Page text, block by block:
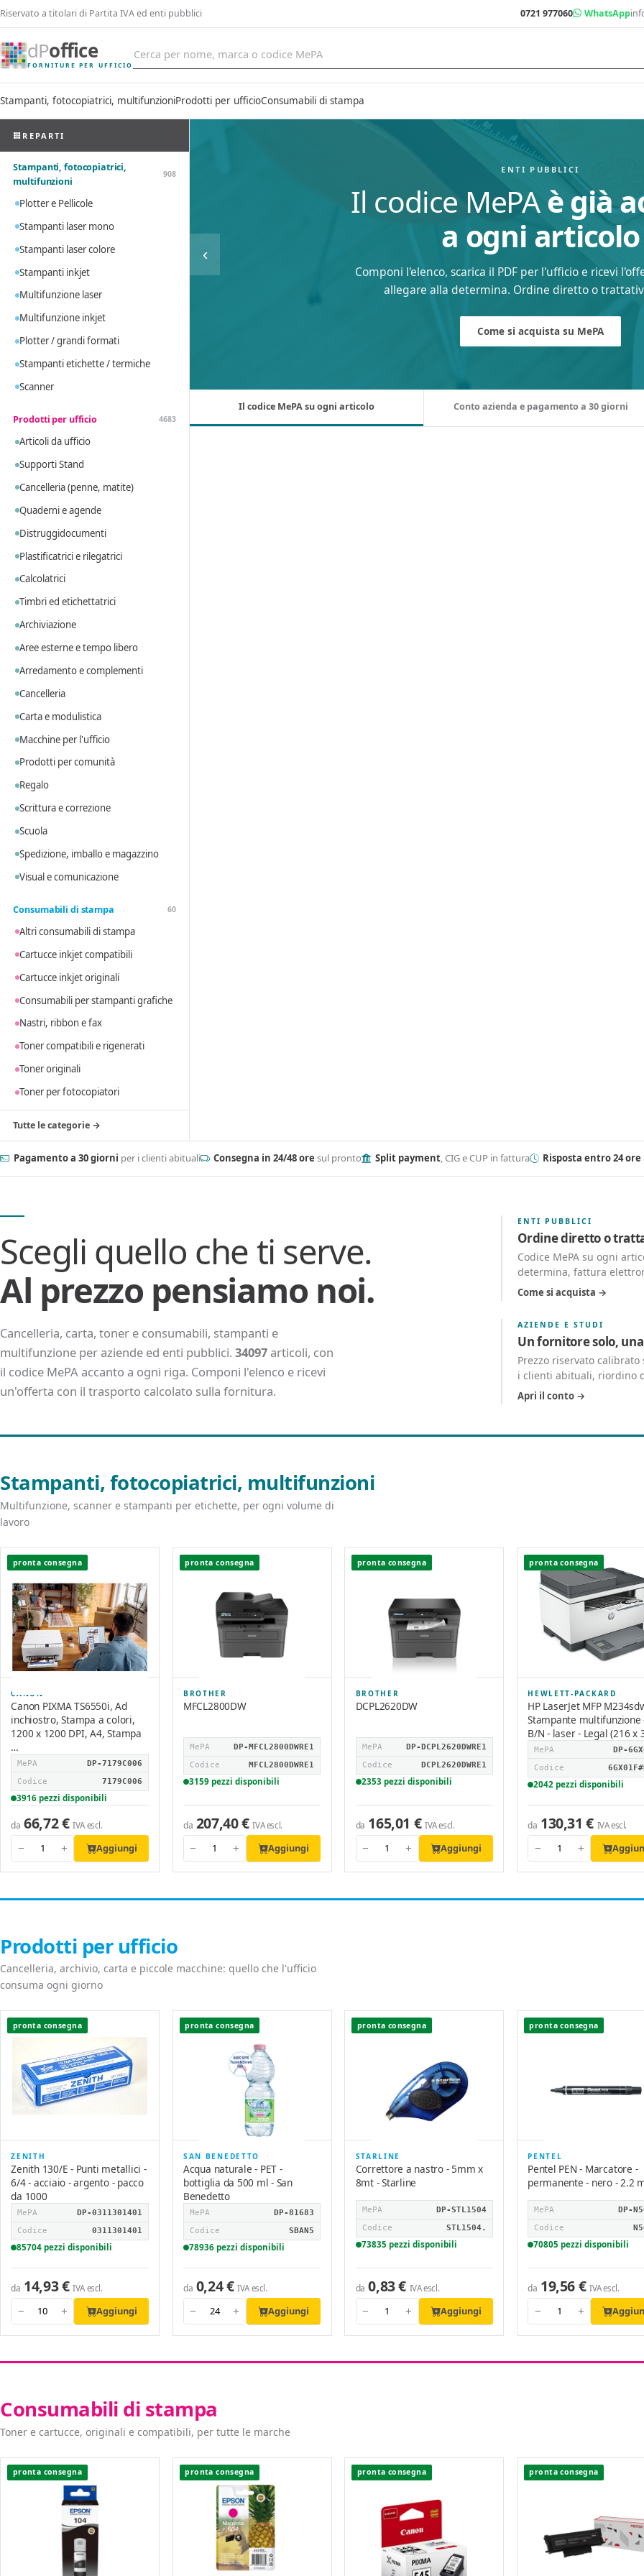
Riservato a titolari di Partita IVA ed enti pubblici 0721 977060 WhatsApp
dPoffice
FORNITURE PER UFFICIO
Stampanti, fotocopiatrici, multifunzioniProdotti per ufficioConsumabili di stampa
REPARTI
Stampanti, fotocopiatrici,
multifunzioni
908
Plotter e Pellicole
Stampanti laser mono
Stampanti laser colore
Stampanti inkjet
Multifunzione laser
Multifunzione inkjet
Plotter / grandi formati
Stampanti etichette / termiche
Scanner
Prodotti per ufficio 4683
Articoli da ufficio
Supporti Stand
Cancelleria (penne, matite)
Quaderni e agende
Distruggidocumenti
Plastificatrici e rilegatrici
Calcolatrici
Timbri ed etichettatrici
Archiviazione
Aree esterne e tempo libero
Arredamento e complementi
Cancelleria
Carta e modulistica
Macchine per l'ufficio
Prodotti per comunità
Regalo
Scrittura e correzione
Scuola
Spedizione, imballo e magazzino
Visual e comunicazione
Consumabili di stampa 60
Altri consumabili di stampa
Cartucce inkjet compatibili
Cartucce inkjet originali
Consumabili per stampanti grafiche
Nastri, ribbon e fax
Toner compatibili e rigenerati
Toner originali
Toner per fotocopiatori
Tutte le categorie →
ENTI PUBBLICI
Il codice MePAè già
a ogni articolo
Componi l'elenco, scarica il PDF per l'ufficio e ricevi
allegare alla determina. Ordine diretto o
Come si acquista su MePA
‹
Il codice MePA su ogni articolo Conto azienda e pagamento a 30 giorni
Pagamento a 30 giorni per i clienti abituali Consegna in 24/48 ore sul pronto Split payment, CIG e CUP in fattura Risposta entro 24 ore
Scegli quello che ti serve.
Al prezzo pensiamo noi.
Cancelleria, carta, toner e consumabili, stampanti e
multifunzione per aziende ed enti pubblici. 34097articoli, con
il codice MePA accanto a ogni riga. Componi l'elenco e ricevi
un'offerta con il trasporto calcolato sulla fornitura.
ENTI PUBBLICI
Ordine diretto o
Codice MePA su ogni
determina, fattura
Come si acquista →
AZIENDE E STUDI
Un fornitore solo,
Prezzo riservato
i clienti abituali, riordino
Apri il conto →
Stampanti, fotocopiatrici, multifunzioni
Multifunzione, scanner e stampanti per etichette, per ogni volume di
lavoro
pronta consegna
CANON
Canon PIXMA TS6550i, Ad
inchiostro, Stampa a colori,
1200 x 1200 DPI, A4, Stampa
…
MePA
DP-7179C006
Codice
7179C006
3916 pezzi disponibili
da 66,72 €IVA escl.
− + Aggiungi
pronta consegna
BROTHER
MFCL2800DW
MePA
DP-MFCL2800DWRE1
Codice
MFCL2800DWRE1
3159 pezzi disponibili
da 207,40 €IVA escl.
− + Aggiungi
pronta consegna
BROTHER
DCPL2620DW
MePA
DP-DCPL2620DWRE1
Codice
DCPL2620DWRE1
2353 pezzi disponibili
da 165,01 € IVA escl.
− + Aggiungi
pronta consegna
HEWLETT-PACKARD
HP LaserJet MFP
Stampante multifunzione
B/N - laser - Legal (216 x
MePA
DP-
Codice
2042 pezzi disponibili
da 130,31 € IVA escl.
− +
Prodotti per ufficio
Cancelleria, archivio, carta e piccole macchine: quello che l'ufficio
consuma ogni giorno
pronta consegna
ZENITH
Zenith 130/E - Punti metallici -
6/4 - acciaio - argento - pacco
da 1000
MePA
DP-0311301401
Codice
0311301401
85704 pezzi disponibili
da 14,93 €IVA escl.
− + Aggiungi
pronta consegna
SAN BENEDETTO
Acqua naturale - PET -
bottiglia da 500 ml - San
Benedetto
MePA
DP-81683
Codice
SBAN5
78936 pezzi disponibili
da 0,24 €IVA escl.
− + Aggiungi
pronta consegna
STARLINE
Correttore a nastro - 5mm x
8mt - Starline
MePA
DP-STL1504
Codice
STL1504.
73835 pezzi disponibili
da 0,83 € IVA escl.
− + Aggiungi
pronta consegna
PENTEL
Pentel PEN - Marcatore -
permanente - nero - 2.2
MePA
DP-
Codice
70805 pezzi disponibili
da 19,56 € IVA escl.
− +
Consumabili di stampa
Toner e cartucce, originali e compatibili, per tutte le marche
pronta consegna pronta consegna pronta consegna pronta consegna